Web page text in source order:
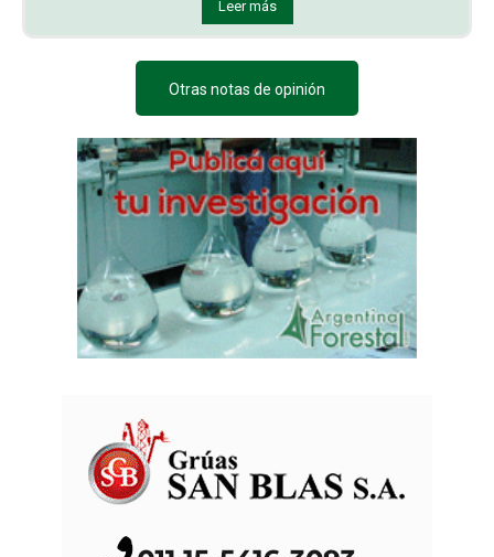
Leer más
Otras notas de opinión